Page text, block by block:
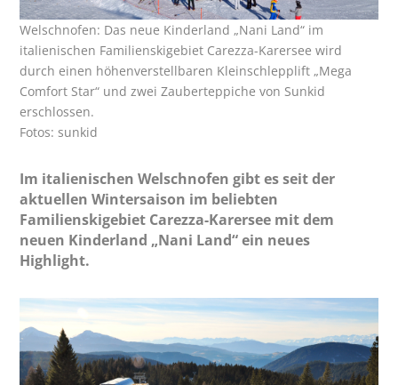
Welschnofen: Das neue Kinderland „Nani Land“ im
italienischen Familienskigebiet Carezza-Karersee wird
durch einen höhenverstellbaren Kleinschlepplift „Mega
Comfort Star“ und zwei Zauberteppiche von Sunkid
erschlossen.
Fotos: sunkid
Im italienischen Welschnofen gibt es seit der
aktuellen Wintersaison im beliebten
Familienskigebiet Carezza-Karersee mit dem
neuen Kinderland „Nani Land“ ein neues
Highlight.